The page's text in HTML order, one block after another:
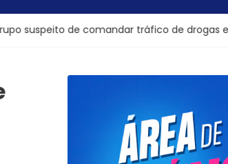
de comandar tráfico de drogas e cumpre